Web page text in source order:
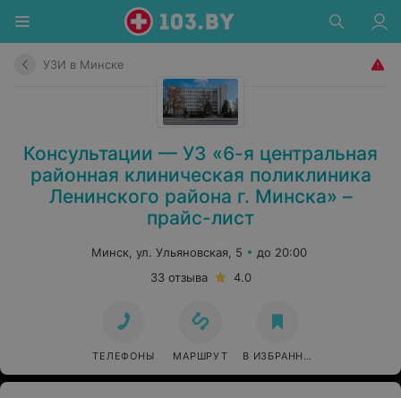
УЗИ в Минске
Консультации — УЗ «6-я центральная
районная клиническая поликлиника
Ленинского района г. Минска» –
прайс-лист
Минск, ул. Ульяновская, 5
до 20:00
33 отзыва
4.0
ТЕЛЕФОНЫ МАРШРУТ В ИЗБРАННОЕ